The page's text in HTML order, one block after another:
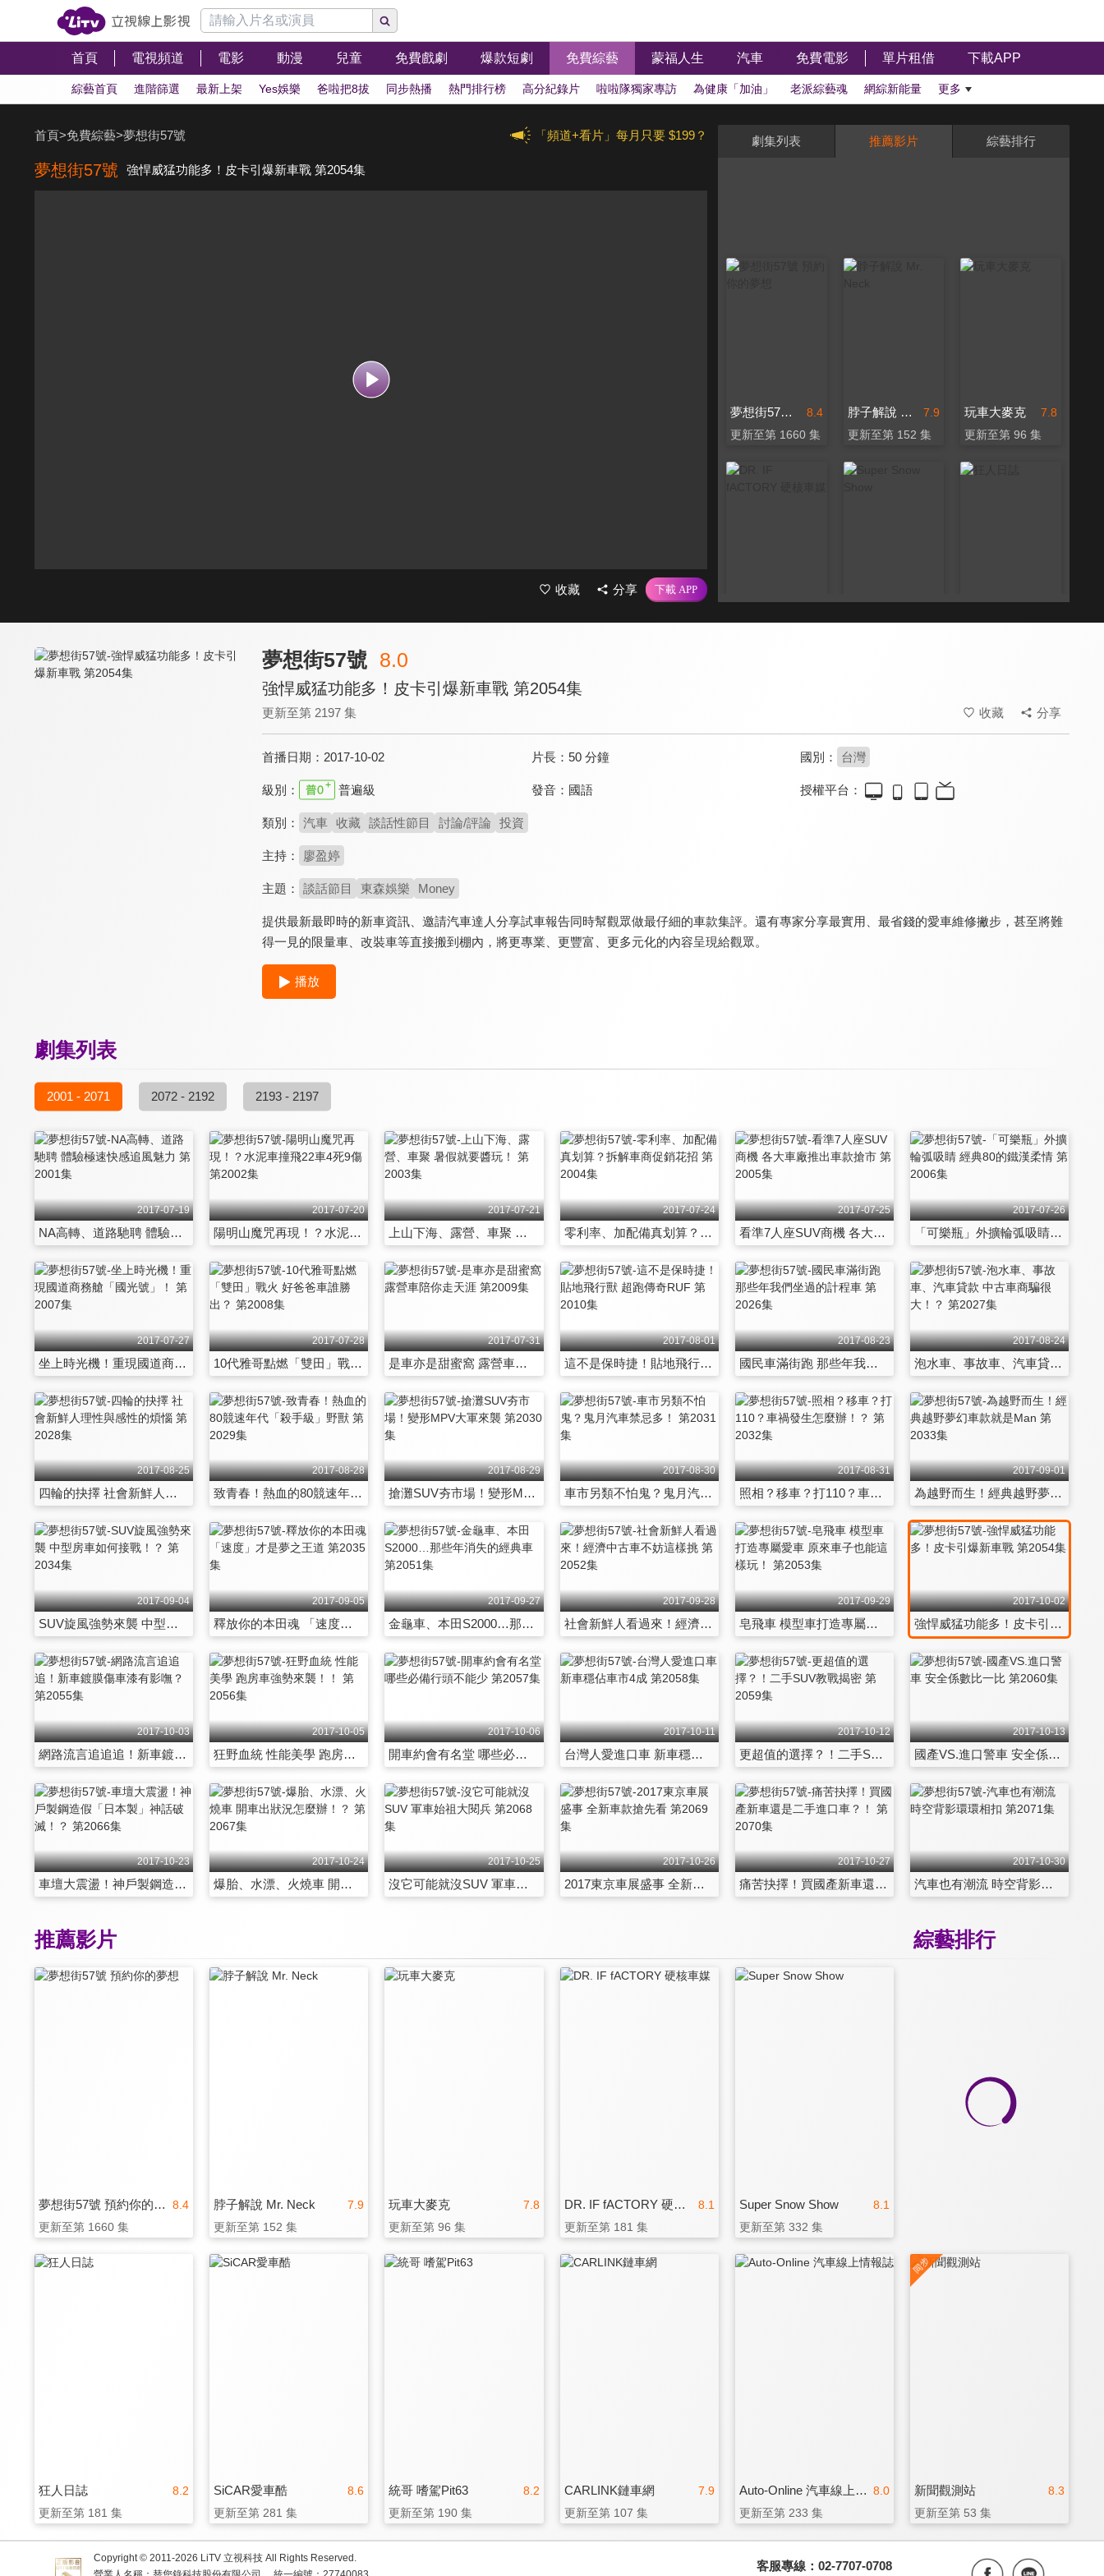
首頁 電視頻道 電影 動漫 兒童 免費戲劇 爆款短劇 免費綜藝 蒙福人生 汽車 免費電影 單片租借 下載APP
綜藝首頁 進階篩選 最新上架 Yes娛樂 爸啦把8拔 同步熱播 熱門排行榜 高分紀錄片 啦啦隊獨家專訪 為健康「加油」 老派綜藝魂 網綜新能量 更多
「頻道+看片」每月只要 $199？
首頁>免費綜藝>夢想街57號
夢想街57號 強悍威猛功能多！皮卡引爆新車戰 第2054集
收藏 分享
劇集列表 推薦影片 綜藝排行
8.4
夢想街57號 預約你的夢想
更新至第 1660 集
7.9
脖子解說 Mr. Neck
更新至第 152 集
7.8
玩車大麥克
更新至第 96 集
夢想街57號 8.0
強悍威猛功能多！皮卡引爆新車戰 第2054集
更新至第 2197 集 收藏 分享
首播日期： 2017-10-02 片長： 50 分鐘 國別： 台灣
級別： 普遍級 發音： 國語 授權平台：
類別： 汽車 收藏 談話性節目 討論/評論 投資
主持： 廖盈婷
主題： 談話節目 東森娛樂 Money
提供最新最即時的新車資訊、邀請汽車達人分享試車報告同時幫觀眾做最仔細的車款集評。還有專家分享最實用、最省錢的愛車維修撇步，甚至將難
得一見的限量車、改裝車等直接搬到棚內，將更專業、更豐富、更多元化的內容呈現給觀眾。
播放
劇集列表
2001 - 2071 2072 - 2192 2193 - 2197
2017-07-19
NA高轉、道路馳聘 體驗極速快感追風魅力 第2001集
2017-07-20
陽明山魔咒再現！？水泥車撞飛22車4死9傷 第2002集
2017-07-21
上山下海、露營、車聚 暑假就要醬玩！ 第2003集
2017-07-24
零利率、加配備真划算？拆解車商促銷花招 第2004集
2017-07-25
看準7人座SUV商機 各大車廠推出車款搶市 第2005集
2017-07-26
「可樂瓶」外擴輪弧吸睛 經典80的鐵漢柔情 第2006集
2017-07-27
坐上時光機！重現國道商務艙「國光號」！ 第2007集
2017-07-28
10代雅哥點燃「雙田」戰火 好爸爸車誰勝出？ 第2008集
2017-07-31
是車亦是甜蜜窩 露營車陪你走天涯 第2009集
2017-08-01
這不是保時捷！貼地飛行獸 超跑傳奇RUF 第2010集
2017-08-23
國民車滿街跑 那些年我們坐過的計程車 第2026集
2017-08-24
泡水車、事故車、汽車貸款 中古車商騙很大！？ 第2027集
2017-08-25
四輪的抉擇 社會新鮮人理性與感性的煩惱 第2028集
2017-08-28
致青春！熱血的80競速年代「殺手級」野獸 第2029集
2017-08-29
搶灘SUV夯市場！變形MPV大軍來襲 第2030集
2017-08-30
車市另類不怕鬼？鬼月汽車禁忌多！ 第2031集
2017-08-31
照相？移車？打110？車禍發生怎麼辦！？ 第2032集
2017-09-01
為越野而生！經典越野夢幻車款就是Man 第2033集
2017-09-04
SUV旋風強勢來襲 中型房車如何接戰！？ 第2034集
2017-09-05
釋放你的本田魂 「速度」才是夢之王道 第2035集
2017-09-27
金龜車、本田S2000…那些年消失的經典車 第2051集
2017-09-28
社會新鮮人看過來！經濟中古車不妨這樣挑 第2052集
2017-09-29
皂飛車 模型車打造專屬愛車 原來車子也能這樣玩！ 第2053集
2017-10-02
強悍威猛功能多！皮卡引爆新車戰 第2054集
2017-10-03
網路流言追追追！新車鍍膜傷車漆有影嘸？ 第2055集
2017-10-05
狂野血統 性能美學 跑房車強勢來襲！！ 第2056集
2017-10-06
開車約會有名堂 哪些必備行頭不能少 第2057集
2017-10-11
台灣人愛進口車 新車穩佔車市4成 第2058集
2017-10-12
更超值的選擇？！二手SUV教戰揭密 第2059集
2017-10-13
國產VS.進口警車 安全係數比一比 第2060集
2017-10-23
車壇大震盪！神戶製鋼造假「日本製」神話破滅！？ 第2066集
2017-10-24
爆胎、水漂、火燒車 開車出狀況怎麼辦！？ 第2067集
2017-10-25
沒它可能就沒SUV 軍車始祖大閱兵 第2068集
2017-10-26
2017東京車展盛事 全新車款搶先看 第2069集
2017-10-27
痛苦抉擇！買國產新車還是二手進口車？！ 第2070集
2017-10-30
汽車也有潮流 時空背影環環相扣 第2071集
綜藝排行
推薦影片
8.4
夢想街57號 預約你的夢想
更新至第 1660 集
7.9
脖子解說 Mr. Neck
更新至第 152 集
7.8
玩車大麥克
更新至第 96 集
8.1
DR. IF fACTORY 硬核車媒
更新至第 181 集
8.1
Super Snow Show
更新至第 332 集
8.2
狂人日誌
更新至第 181 集
8.6
SiCAR愛車酷
更新至第 281 集
8.2
統哥 嗜駕Pit63
更新至第 190 集
7.9
CARLINK鏈車網
更新至第 107 集
8.0
Auto-Online 汽車線上情報誌
更新至第 233 集
8.3
新聞觀測站
更新至第 53 集
Copyright © 2011-2026 LiTV 立視科技 All Rights Reserved.
客服專線：02-7707-0708